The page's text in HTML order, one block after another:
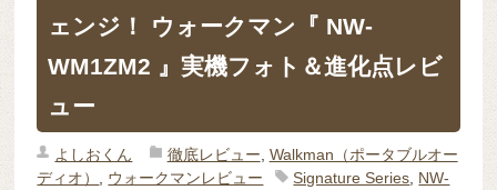
ェンジ！ ウォークマン『 NW-
WM1ZM2 』実機フォト＆進化点レビ
ュー
よしおくん 徹底レビュー Walkman（ポータブルオー
ディオ）
ウォークマンレビュー Signature Series NW-